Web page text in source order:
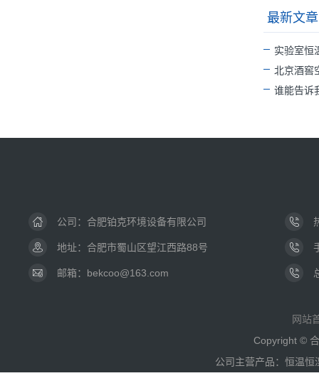
最新文章
实验室恒
北京酒窖
谁能告诉
公司： 合肥铂克环境设备有限公司
地址：合肥市蜀山区望江西路88号
邮箱：bekcoo@163.com
网站
Copyright ©
公司主营产品：恒温